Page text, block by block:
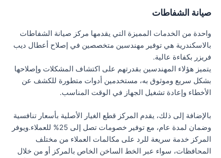
صيانة الشفاطات
واحدة من الخدمات المميزة التي يقدمها مركز صيانة الشفاطات
بالاسكندرية هي توفير مهندسين متخصصين في إصلاح أعطال ديب
فريزر بكفاءة عالية.
يتميز هؤلاء المهندسين بقدرتهم على اكتشاف المشكلات وإصلاحها
بشكل سريع وموثوق به، مستخدمين أدوات متطورة للكشف عن
الأخطاء وإعادة تشغيل الجهاز في الوقت المناسب.
بالإضافة إلى ذلك، يقدم المركز قطع الغيار الأصلية بأسعار تنافسية
وضمان لمدة عام، مع توفير خصومات تصل إلى 25% للعملاء.ويوفر
المركز خدمة سريعة للرد على مكالمات العملاء من مختلف
المحافظات، سواء عبر الخط الساخن الخاص بالمركز أو من خلال